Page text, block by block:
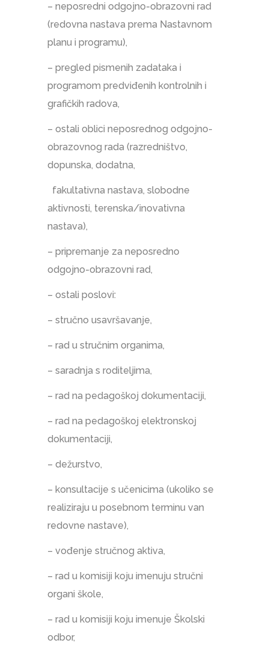
– neposredni odgojno-obrazovni rad
(redovna nastava prema Nastavnom
planu i programu),
– pregled pismenih zadataka i
programom predviđenih kontrolnih i
grafičkih radova,
– ostali oblici neposrednog odgojno-
obrazovnog rada (razredništvo,
dopunska, dodatna,
fakultativna nastava, slobodne
aktivnosti, terenska/inovativna
nastava),
– pripremanje za neposredno
odgojno-obrazovni rad,
– ostali poslovi:
– stručno usavršavanje,
– rad u stručnim organima,
– saradnja s roditeljima,
– rad na pedagoškoj dokumentaciji,
– rad na pedagoškoj elektronskoj
dokumentaciji,
– dežurstvo,
– konsultacije s učenicima (ukoliko se
realiziraju u posebnom terminu van
redovne nastave),
– vođenje stručnog aktiva,
– rad u komisiji koju imenuju stručni
organi škole,
– rad u komisiji koju imenuje Školski
odbor,